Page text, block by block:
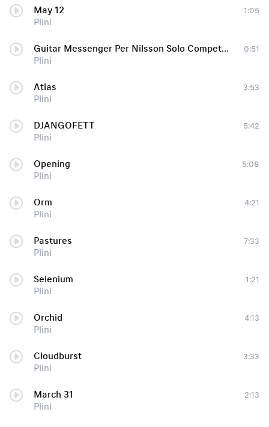
May 12
Plini
1:05
Guitar Messenger Per Nilsson Solo Competition 2013
Plini
0:51
Atlas
Plini
3:53
DJANGOFETT
Plini
5:42
Opening
Plini
5:08
Orm
Plini
4:21
Pastures
Plini
7:33
Selenium
Plini
1:21
Orchid
Plini
4:13
Cloudburst
Plini
3:33
March 31
Plini
2:13